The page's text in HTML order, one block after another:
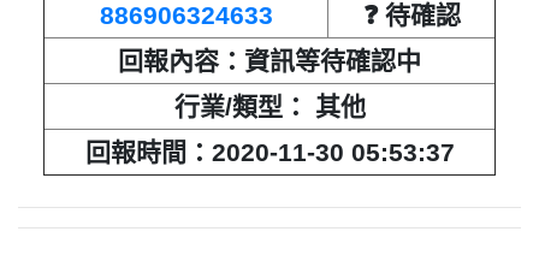
886906324633
❓ 待確認
回報內容：資訊等待確認中
行業/類型： 其他
回報時間：2020-11-30 05:53:37